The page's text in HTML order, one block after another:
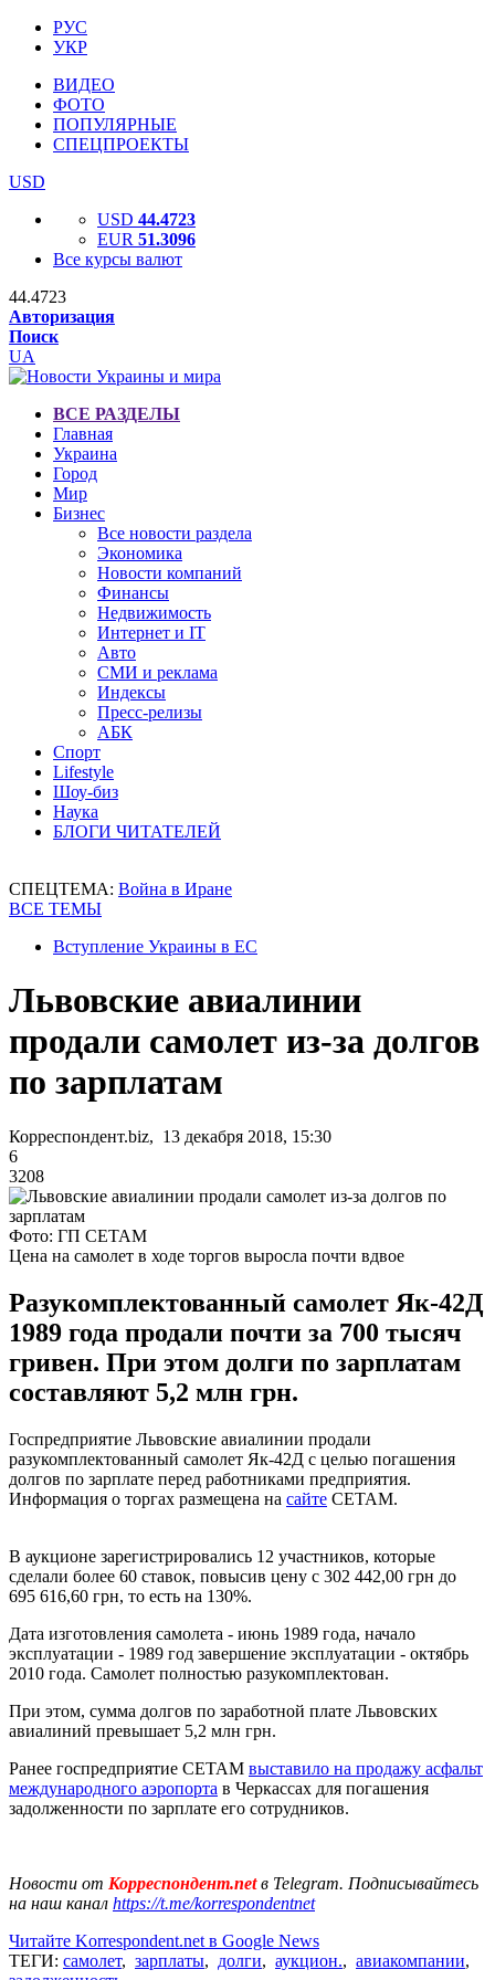
РУС
УКР
ВИДЕО
ФОТО
ПОПУЛЯРНЫЕ
СПЕЦПРОЕКТЫ
USD
USD 44.4723
EUR 51.3096
Все курсы валют
44.4723
Авторизация
Поиск
UA
ВСЕ РАЗДЕЛЫ
Главная
Украина
Город
Мир
Бизнес
Все новости раздела
Экономика
Новости компаний
Финансы
Недвижимость
Интернет и IT
Авто
СМИ и реклама
Индексы
Пресс-релизы
АБК
Спорт
Lifestyle
Шоу-биз
Наука
БЛОГИ ЧИТАТЕЛЕЙ
СПЕЦТЕМА: Война в Иране
ВСЕ ТЕМЫ
Вступление Украины в ЕС
Львовские авиалинии
продали самолет из-за долгов
по зарплатам
Корреспондент.biz, 13 декабря 2018, 15:30
6
3208
Фото: ГП СЕТАМ
Цена на самолет в ходе торгов выросла почти вдвое
Разукомплектованный самолет Як-42Д
1989 года продали почти за 700 тысяч
гривен. При этом долги по зарплатам
составляют 5,2 млн грн.
Госпредприятие Львовские авиалинии продали
разукомплектованный самолет Як-42Д с целью погашения
долгов по зарплате перед работниками предприятия.
Информация о торгах размещена на сайте СЕТАМ.
В аукционе зарегистрировались 12 участников, которые
сделали более 60 ставок, повысив цену с 302 442,00 грн до
695 616,60 грн, то есть на 130%.
Дата изготовления самолета - июнь 1989 года, начало
эксплуатации - 1989 год завершение эксплуатации - октябрь
2010 года. Самолет полностью разукомплектован.
При этом, сумма долгов по заработной плате Львовских
авиалиний превышает 5,2 млн грн.
Ранее госпредприятие СЕТАМ выставило на продажу асфальт
международного аэропорта в Черкассах для погашения
задолженности по зарплате его сотрудников.
Новости от Корреспондент.netв Telegram. Подписывайтесь
на наш канал https://t.me/korrespondentnet
Читайте Korrespondent.net в Google News
ТЕГИ: самолет, зарплаты, долги, аукцион., авиакомпании,